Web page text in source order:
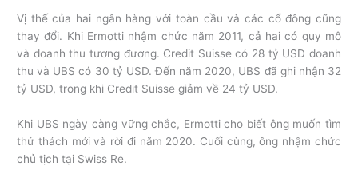
Vị thế của hai ngân hàng với toàn cầu và các cổ đông cũng
thay đổi. Khi Ermotti nhậm chức năm 2011, cả hai có quy mô
và doanh thu tương đương. Credit Suisse có 28 tỷ USD doanh
thu và UBS có 30 tỷ USD. Đến năm 2020, UBS đã ghi nhận 32
tỷ USD, trong khi Credit Suisse giảm về 24 tỷ USD.
Khi UBS ngày càng vững chắc, Ermotti cho biết ông muốn tìm
thử thách mới và rời đi năm 2020. Cuối cùng, ông nhậm chức
chủ tịch tại Swiss Re.